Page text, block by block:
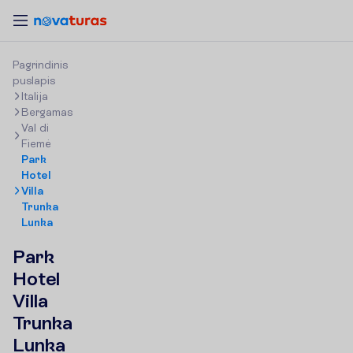
Pagrindinis
puslapis
Italija
Bergamas
Val di
Fiemė
Park
Hotel
Villa
Trunka
Lunka
Park
Hotel
Villa
Trunka
Lunka